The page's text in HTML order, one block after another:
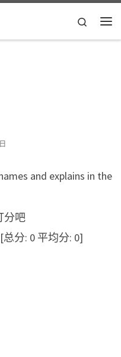
Search
and explains in the
分吧
[总分: 0 平均分: 0]